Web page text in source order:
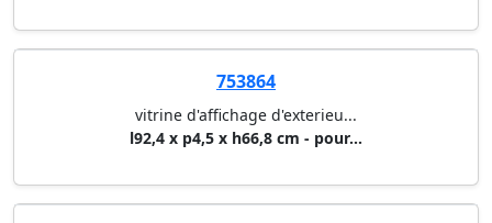
753864
vitrine d'affichage d'exterieu...
l92,4 x p4,5 x h66,8 cm - pour...